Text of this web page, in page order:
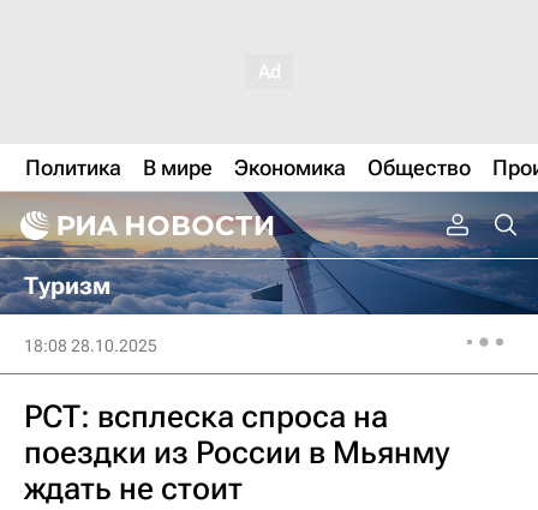
Политика В мире Экономика Общество
Туризм
18:08 28.10.2025
РСТ: всплеска спроса на
поездки из России в Мьянму
ждать не стоит